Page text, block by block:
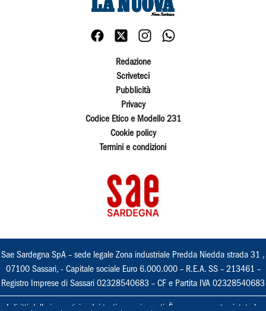
Redazione
Scriveteci
Pubblicità
Privacy
Codice Etico e Modello 231
Cookie policy
Termini e condizioni
Sae Sardegna SpA – sede legale Zona industriale Predda Niedda strada 31 ,
07100 Sassari, - Capitale sociale Euro 6.000.000 – R.E.A. SS – 213461 –
Registro Imprese di Sassari 02328540683 – CF e Partita IVA 02328540683
I diritti delle immagini e dei testi sono riservati. È espressamente vietata la